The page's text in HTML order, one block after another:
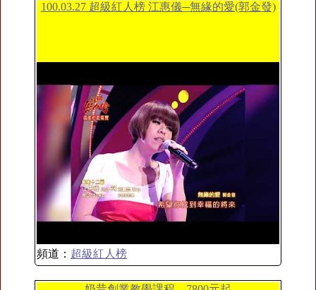
100.03.27 超級紅人榜 江惠儀─無緣的愛(郭金發)
頻道： 超級紅人榜